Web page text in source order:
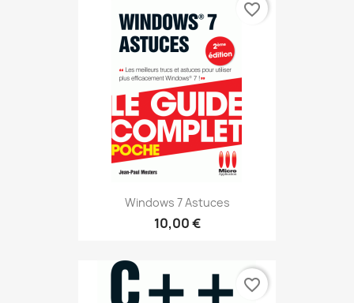
Windows 7 Astuces
10,00 €
favorite_border
favorite_border